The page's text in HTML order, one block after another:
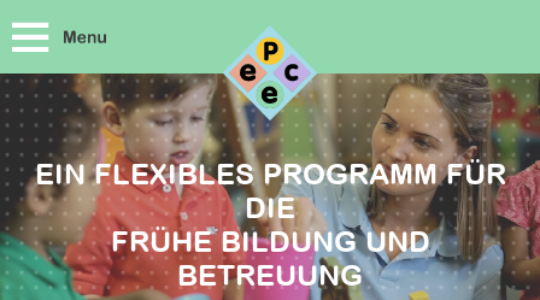
EIN FLEXIBLES PROGRAMM FÜR
DIE
FRÜHE BILDUNG UND
BETREUUNG